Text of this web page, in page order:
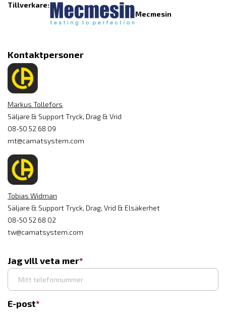
Tillverkare:
Mecmesin
Kontaktpersoner
Markus Tollefors
Säljare & Support Tryck, Drag & Vrid
08-50 52 68 09
mt@camatsystem.com
Tobias Widman
Säljare & Support Tryck, Drag, Vrid & Elsäkerhet
08-50 52 68 02
tw@camatsystem.com
Jag vill veta mer
E-post